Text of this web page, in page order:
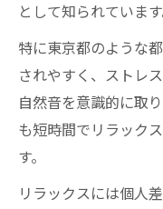
として知られています
特に東京都のような
されやすく、ストレ
自然音を意識的に取
も短時間でリラック
す。
リラックスには個人